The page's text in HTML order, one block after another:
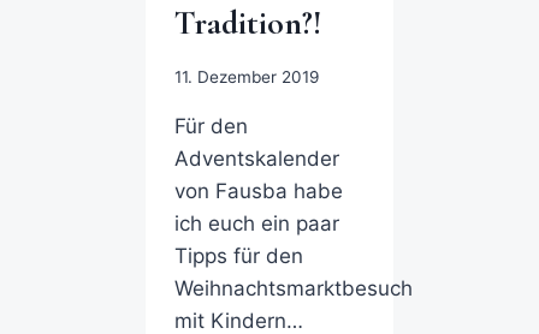
Tradition?!
11. Dezember 2019
Für den
Adventskalender
von Fausba habe
ich euch ein paar
Tipps für den
Weihnachtsmarktbesuch
mit Kindern…